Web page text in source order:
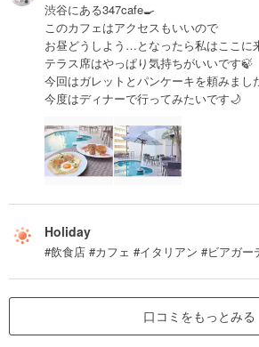
渋谷にある347cafe🍳
このカフェはアクセスもいいので
お昼どうしよう…となったら私はここに
テラス席はやっぱり気持ちがいいです🍃
今回はガレットとパンケーキを頼みまし
今度はディナーで行ってみたいです🌙
Holiday
#飲食店 #カフェ #イタリアン #ビアガー
口コミをもっとみる